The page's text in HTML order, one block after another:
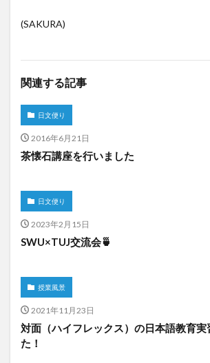
(SAKURA)
関連する記事
日文便り
2016年6月21日
茶懐石講座を行いました
日文便り
2023年2月15日
SWU×TUJ交流会🍵
授業風景
2021年11月23日
対面（ハイフレックス）の日本語教育実
た！